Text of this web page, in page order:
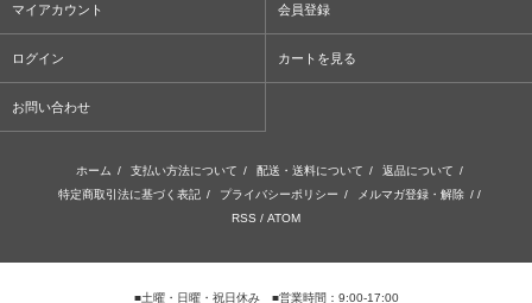
マイアカウント 会員登録
ログイン カートを見る
お問い合わせ
ホーム / 支払い方法について / 配送・送料について / 返品について /
特定商取引法に基づく表記 / プライバシーポリシー / メルマガ登録・解除 / /
RSS / ATOM
■土曜・日曜・祝日休み ■営業時間：9:00-17:00